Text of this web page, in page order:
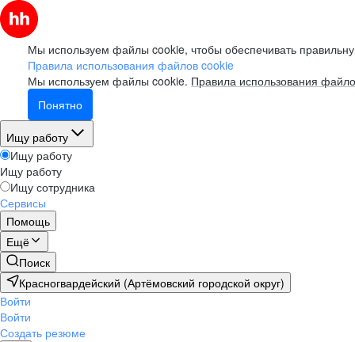
Мы используем файлы cookie, чтобы обеспечивать
Правила использования файлов cookie
Мы используем файлы cookie. Правила использования
Понятно
Ищу работу
Ищу работу
Ищу работу
Ищу сотрудника
Сервисы
Помощь
Ещё
Поиск
Красногвардейский (Артёмовский городской округ)
Войти
Войти
Создать резюме